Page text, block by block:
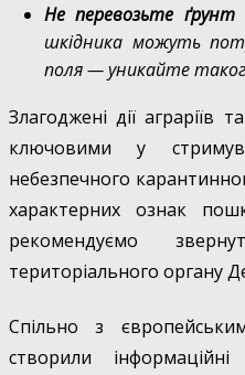
Не перевозьте ґрунт
шкідника можуть
поля — уникайте
Злагоджені дії аграріїв
ключовими у
небезпечного
характерних ознак
рекомендуємо
територіального органу
Спільно з
створили